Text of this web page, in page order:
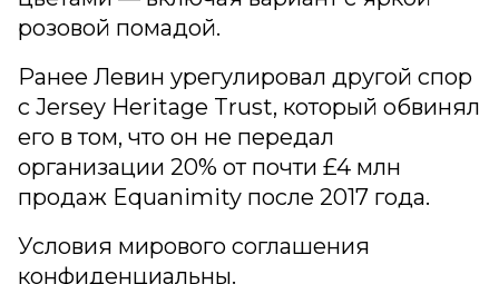
розовой помадой.
Ранее Левин урегулировал другой спор
с Jersey Heritage Trust, который обвинял
его в том, что он не передал
организации 20% от почти £4 млн
продаж Equanimity после 2017 года.
Условия мирового соглашения
конфиденциальны.